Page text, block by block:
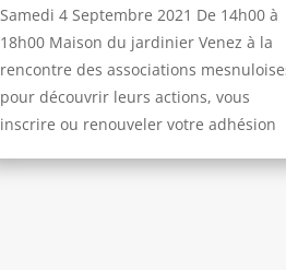
Samedi 4 Septembre 2021 De 14h00 à
18h00 Maison du jardinier Venez à la
rencontre des associations
pour découvrir leurs actions, vous
inscrire ou renouveler votre adhésion